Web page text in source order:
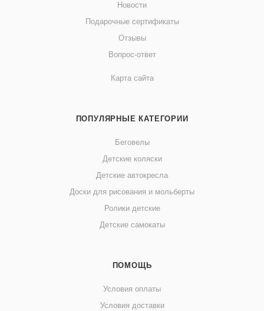
Новости
Подарочные сертификаты
Отзывы
Вопрос-ответ
Карта сайта
ПОПУЛЯРНЫЕ КАТЕГОРИИ
Беговелы
Детские коляски
Детские автокресла
Доски для рисования и мольберты
Ролики детские
Детские самокаты
ПОМОЩЬ
Условия оплаты
Условия доставки